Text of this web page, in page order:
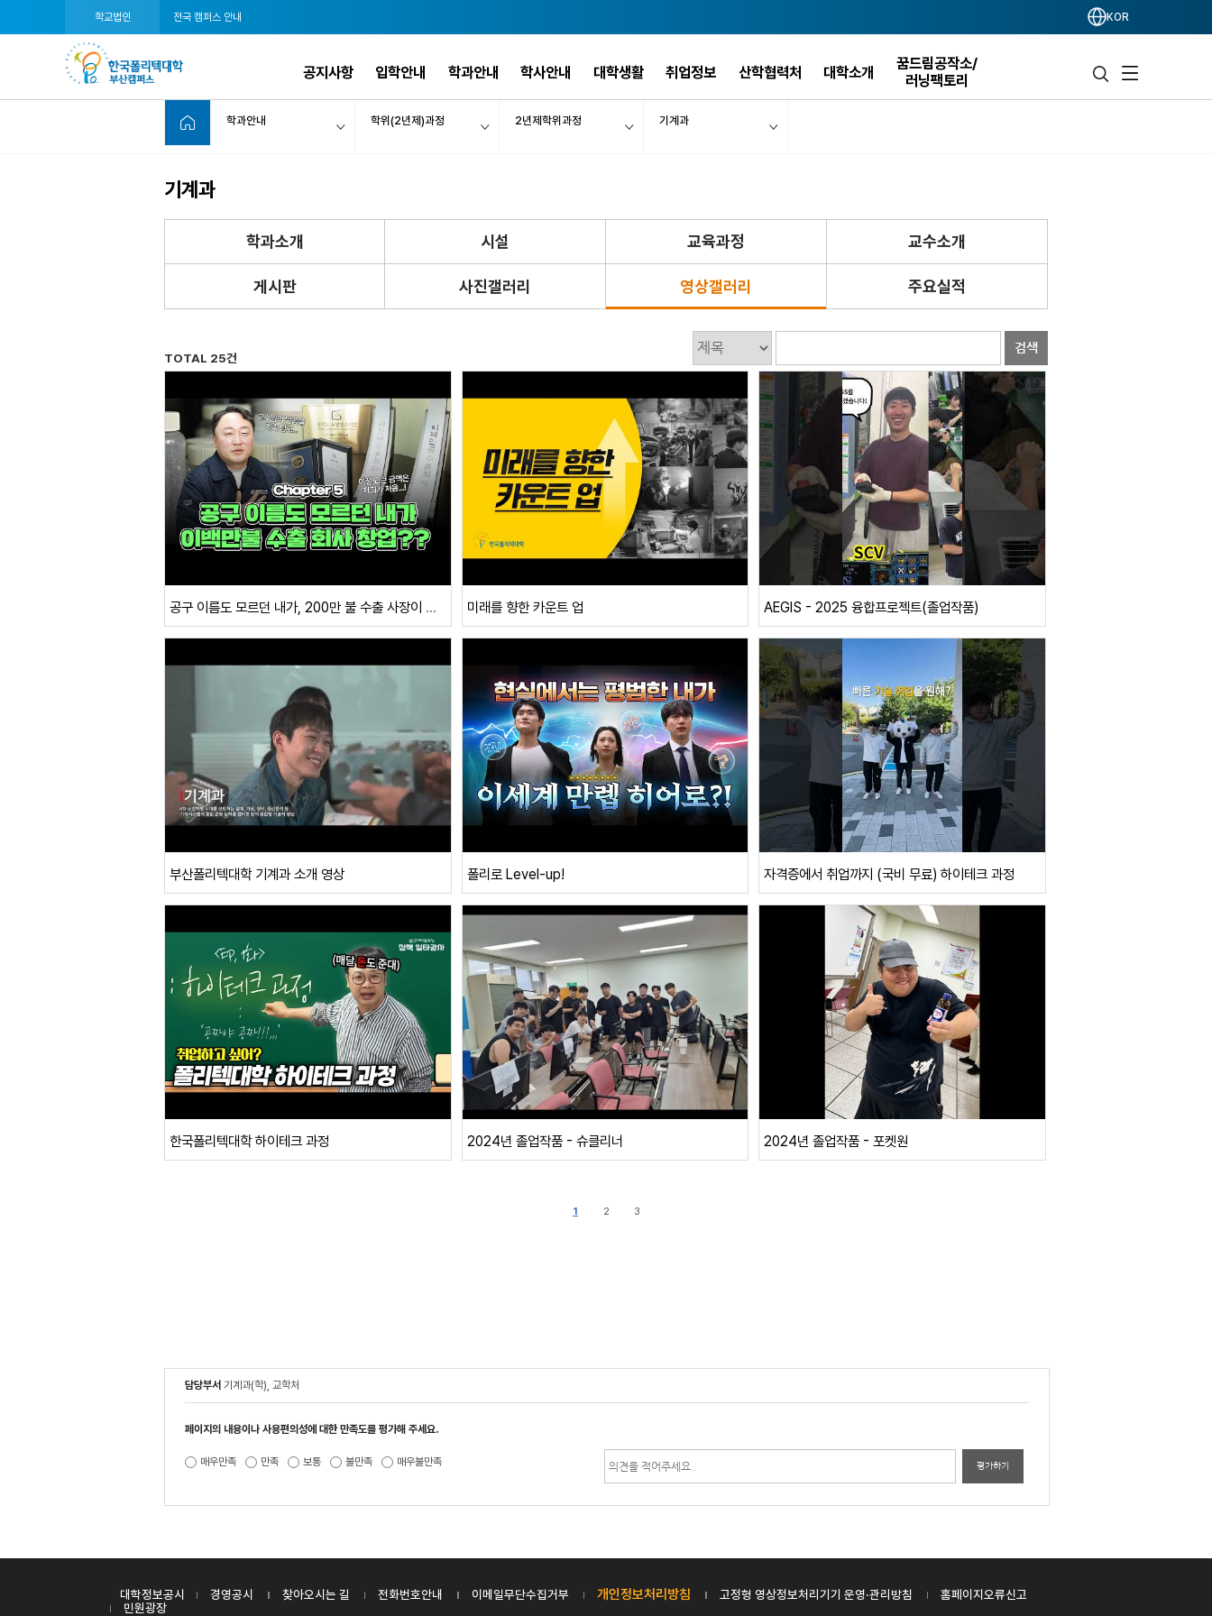
학교법인 전국 캠퍼스 안내 KOR
공지사항 입학안내 학과안내 학사안내 대학생활 취업정보 산학협력처 대학소개
꿈드림공작소/
러닝팩토리
학과안내 학위(2년제)과정 2년제학위과정 기계과
기계과
학과소개 시설 교육과정 교수소개
게시판 사진갤러리 영상갤러리 주요실적
TOTAL 25건
검색
공구 이름도 모르던 내가, 200만 불 수출 사장이 된 이유 미래를 향한 카운트 업 AEGIS - 2025 융합프로젝트(졸업작품)
부산폴리텍대학 기계과 소개 영상 폴리로 Level-up! 자격증에서 취업까지 (국비 무료) 하이테크 과정
한국폴리텍대학 하이테크 과정 2024년 졸업작품 - 슈클리너 2024년 졸업작품 - 포켓원
1 2 3
담당부서 기계과(학), 교학처
페이지의 내용이나 사용편의성에 대한 만족도를 평가해 주세요.
매우만족 만족 보통 불만족 매우불만족 평가하기
대학정보공시 경영공시 찾아오시는 길 전화번호안내 이메일무단수집거부 개인정보처리방침 고정형 영상정보처리기기 운영·관리방침
홈페이지오류신고
민원광장